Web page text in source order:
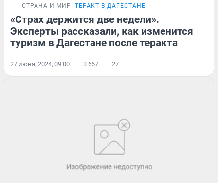
СТРАНА И МИР ТЕРАКТ В ДАГЕСТАНЕ
«Страх держится две недели».
Эксперты рассказали, как изменится
туризм в Дагестане после теракта
27 июня, 2024, 09:00 3 667 27